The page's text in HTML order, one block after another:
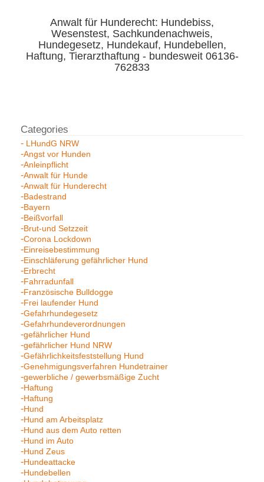
Anwalt für Hunderecht: Hundebiss,
Wesenstest, Sachkundenachweis,
Hundegesetz, Hundekauf, Hundebellen,
Haftung, Tierarzthaftung - bundesweit 06136-
762833
LHundG NRW
Angst vor Hunden
Anleinpflicht
Anwalt für Hunde
Anwalt für Hunderecht
Badestrand
Bayern
Beißvorfall
Brut-und Setzzeit
Corona Lockdown
Einreisebestimmung
Einschläferung gefährlicher Hund
Erbrecht
Fahrradunfall
Französische Bulldogge
Frei laufender Hund
Gefahrhundegesetz
Gefahrhundeverordnungen
gefährlicher Hund
gefährlicher Hund NRW
Gefährlichkeitsfeststellung Hund
Genehmigungsverfahren Hundetrainer
gewerbliche / gewerbsmäßige Zucht
Haftung
Haftung
Hund
Hund am Arbeitsplatz
Hund aus dem Auto retten
Hund im Auto
Hund Zeus
Hundeattacke
Hundebellen